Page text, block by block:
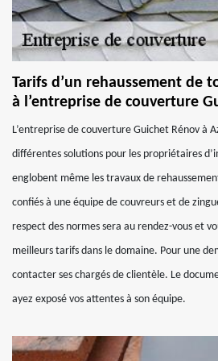
Tarifs d’un rehaussement de
à l’entreprise de couverture
L’entreprise de couverture Guichet Rénov à
différentes solutions pour les propriétaires
englobent même les travaux de
confiés à une équipe de couvreurs et de
respect des normes sera au rendez-vous et
meilleurs tarifs dans le domaine. Pour une
contacter ses chargés de clientèle. Le
ayez exposé vos attentes à son équipe.